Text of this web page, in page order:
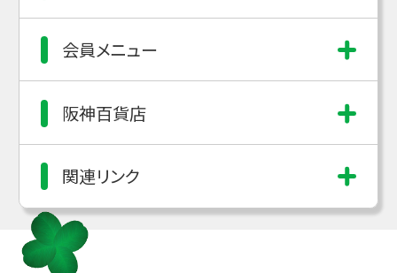
会員メニュー
阪神百貨店
関連リンク